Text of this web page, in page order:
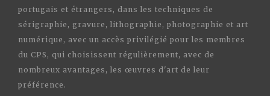
portugais et étrangers, dans les techniques de
sérigraphie, gravure, lithographie, photographie et art
numérique, avec un accès privilégié pour les membres
du CPS, qui choisissent régulièrement, avec de
nombreux avantages, les œuvres d'art de leur
préférence.